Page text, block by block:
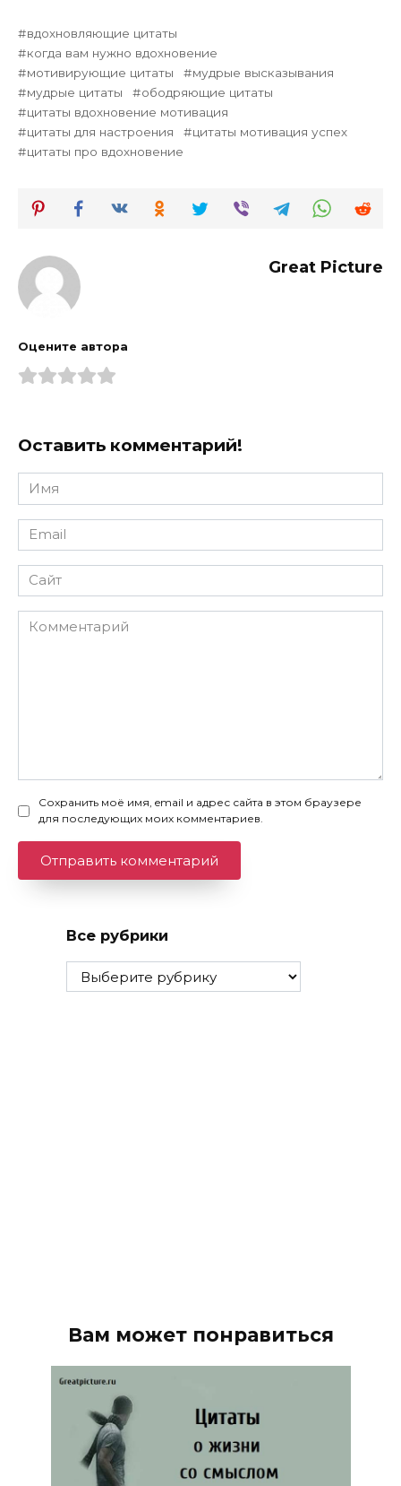
вдохновляющие цитаты
когда вам нужно вдохновение
мотивирующие цитаты
мудрые высказывания
мудрые цитаты
ободряющие цитаты
цитаты вдохновение мотивация
цитаты для настроения
цитаты мотивация успех
цитаты про вдохновение
Great Picture
Оцените автора
Оставить комментарий!
Имя
*
Email
*
Сайт
Комментарий
Сохранить моё имя, email и адрес сайта в этом браузере
для последующих моих комментариев.
Все рубрики
Все
рубрики
Вам может понравиться